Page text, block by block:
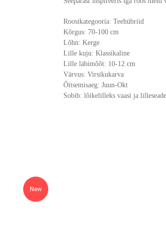
Roosikategooria: Teehübriid
Kõrgus: 70-100 cm
Lõhn: Kerge
Lille kuju: Klassikaline
Lille läbimõõt: 10-12 cm
Värvus: Virsikukarva
Õitsemisaeg: Juun-Okt
Sobib: lõikelilleks vaasi ja
New